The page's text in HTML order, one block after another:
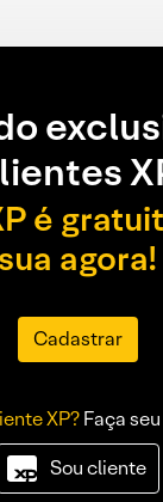
é
sua agora!
Cadastrar
XP?Faça
Sou cliente